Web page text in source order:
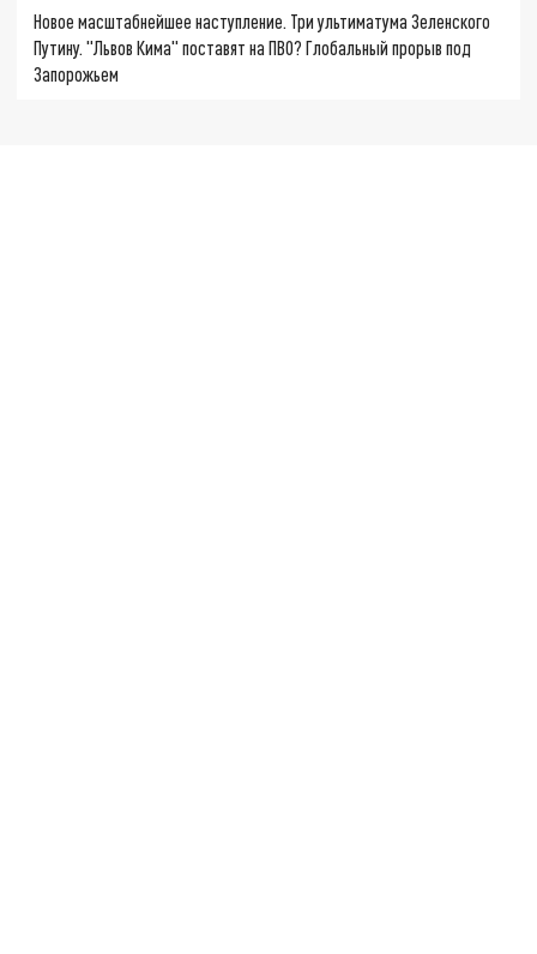
Новое масштабнейшее наступление. Три ультиматума Зеленского
Путину. "Львов Кима" поставят на ПВО? Глобальный прорыв под
Запорожьем